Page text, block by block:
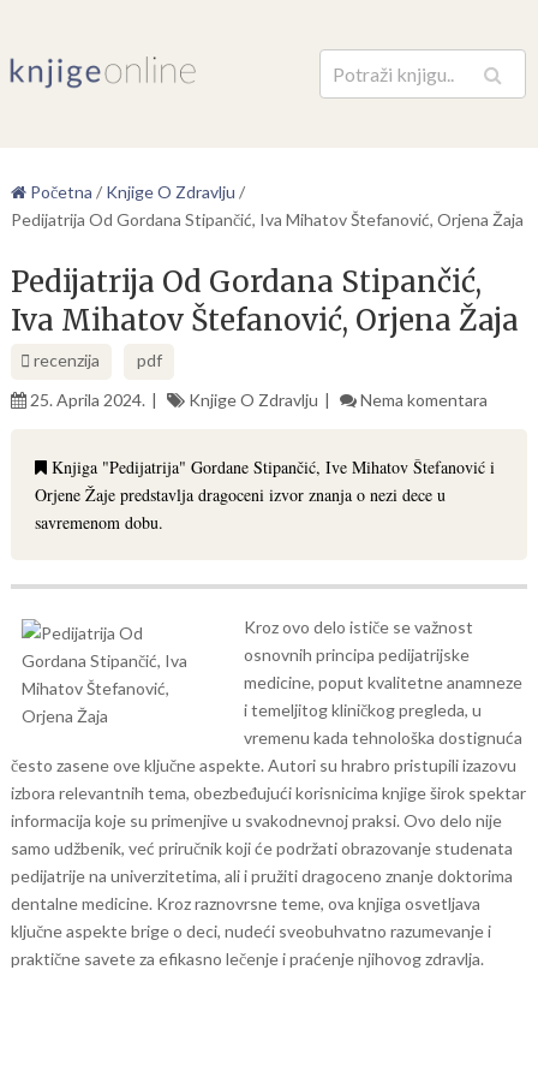
Pretraga
Početna / Knjige O Zdravlju /
Pedijatrija Od Gordana Stipančić, Iva Mihatov Štefanović, Orjena Žaja
Pedijatrija Od Gordana Stipančić,
Iva Mihatov Štefanović, Orjena Žaja
recenzija
pdf
25. Aprila 2024.
Knjige O Zdravlju Nema komentara
Knjiga "Pedijatrija" Gordane Stipančić, Ive Mihatov Štefanović i
Orjene Žaje predstavlja dragoceni izvor znanja o nezi dece u
savremenom dobu.
Kroz ovo delo ističe se važnost
osnovnih principa pedijatrijske
medicine, poput kvalitetne anamneze
i temeljitog kliničkog pregleda, u
vremenu kada tehnološka dostignuća
često zasene ove ključne aspekte. Autori su hrabro pristupili izazovu
izbora relevantnih tema, obezbeđujući korisnicima knjige širok spektar
informacija koje su primenjive u svakodnevnoj praksi. Ovo delo nije
samo udžbenik, već priručnik koji će podržati obrazovanje studenata
pedijatrije na univerzitetima, ali i pružiti dragoceno znanje doktorima
dentalne medicine. Kroz raznovrsne teme, ova knjiga osvetljava
ključne aspekte brige o deci, nudeći sveobuhvatno razumevanje i
praktične savete za efikasno lečenje i praćenje njihovog zdravlja.